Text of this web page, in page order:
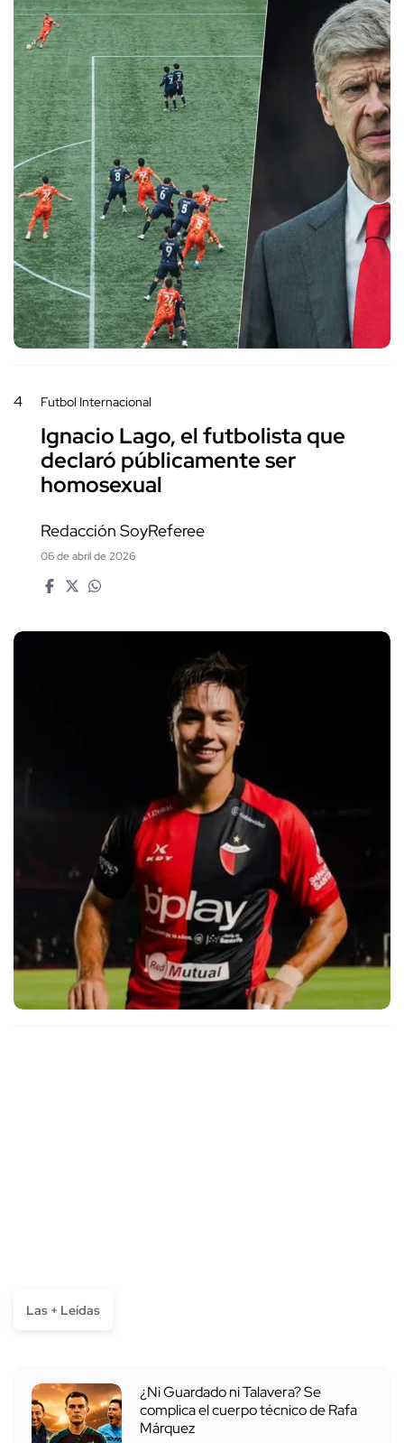
4 Futbol Internacional
Ignacio Lago, el futbolista que
declaró públicamente ser
homosexual
Redacción SoyReferee
06 de abril de 2026
Las + Leídas
¿Ni Guardado ni Talavera? Se
complica el cuerpo técnico de Rafa
Márquez